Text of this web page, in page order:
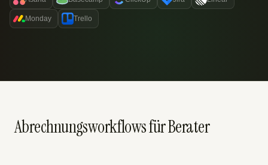
Monday Trello
Abrechnungsworkflows für Berater